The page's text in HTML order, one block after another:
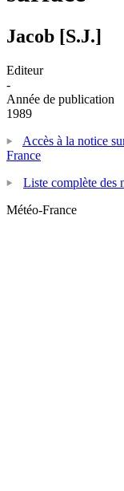
Jacob [S.J.]
Editeur
-
Année de publication
1989
Accès à la notice
France
Liste complète des
Météo-France